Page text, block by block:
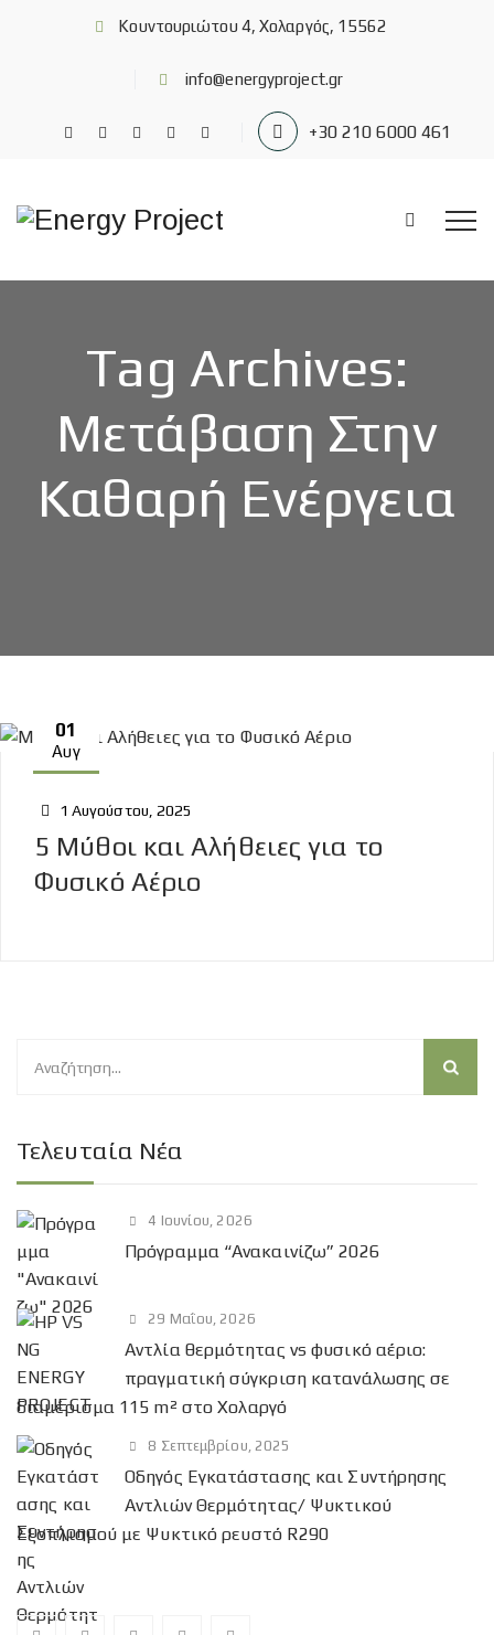
Κουντουριώτου 4, Χολαργός, 15562
info@energyproject.gr
+30 210 6000 461
Tag Archives:
Μετάβαση Στην
Καθαρή Ενέργεια
01
Αυγ
1 Αυγούστου, 2025
5 Μύθοι και Αλήθειες για το
Φυσικό Αέριο
ζ
η
σ
η
γ
ι
α
:
Τελευταία Νέα
4 Ιουνίου, 2026
Πρόγραμμα “Ανακαινίζω” 2026
29 Μαΐου, 2026
Αντλία θερμότητας vs φυσικό αέριο:
πραγματική σύγκριση κατανάλωσης σε
διαμέρισμα 115 m² στο Χολαργό
8 Σεπτεμβρίου, 2025
Οδηγός Εγκατάστασης και Συντήρησης
Αντλιών Θερμότητας/ Ψυκτικού
Εξοπλισμού με Ψυκτικό ρευστό R290